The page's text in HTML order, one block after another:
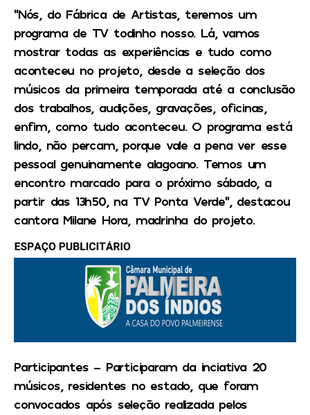
“Nós, do Fábrica de Artistas, teremos um
programa de TV todinho nosso. Lá, vamos
mostrar todas as experiências e tudo como
aconteceu no projeto, desde a seleção dos
músicos da primeira temporada até a conclusão
dos trabalhos, audições, gravações, oficinas,
enfim, como tudo aconteceu. O programa está
lindo, não percam, porque vale a pena ver esse
pessoal genuinamente alagoano. Temos um
encontro marcado para o próximo sábado, a
partir das 13h50, na TV Ponta Verde”, destacou
cantora Milane Hora, madrinha do projeto.
Participantes – Participaram da inciativa 20
músicos, residentes no estado, que foram
convocados após seleção realizada pelos